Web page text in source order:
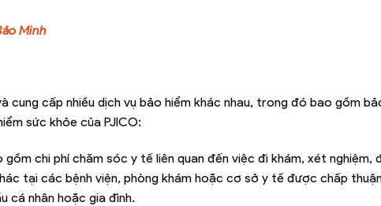
Minh
cung cấp nhiều dịch vụ bảo hiểm khác nhau, trong đó bao gồm
sức khỏe của PJICO:
gồm chi phí chăm sóc y tế liên quan đến việc đi khám, xét nghiệm,
tại các bệnh viện, phòng khám hoặc cơ sở y tế được chấp
cá nhân hoặc gia đình.